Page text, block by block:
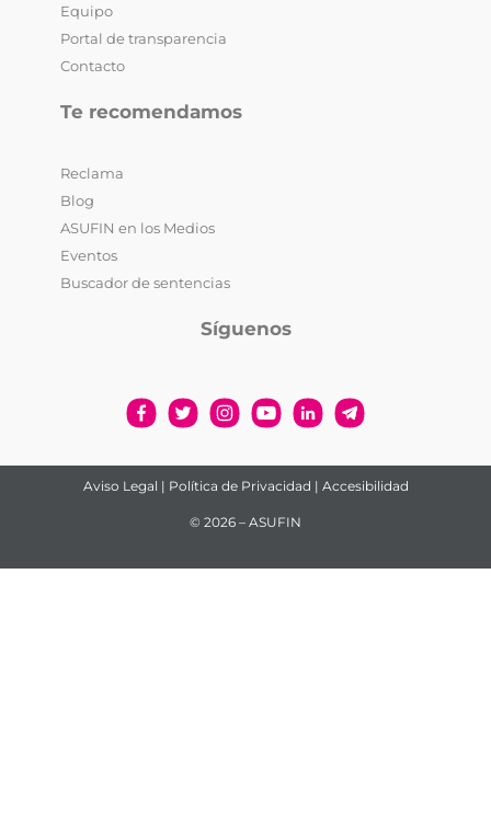
Equipo
Portal de transparencia
Contacto
Te recomendamos
Reclama
Blog
ASUFIN en los Medios
Eventos
Buscador de sentencias
Síguenos
Aviso Legal | Política de Privacidad | Accesibilidad
© 2026 – ASUFIN